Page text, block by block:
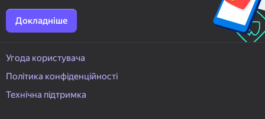
Докладніше
Угода користувача
Політика конфіденційності
Технічна підтримка